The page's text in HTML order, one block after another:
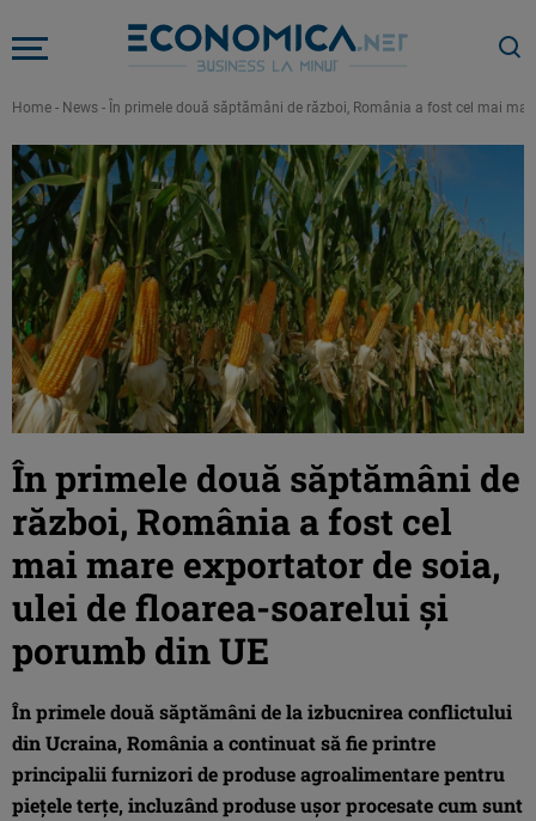
Home - News - În primele două săptămâni de război, România a fost cel mai
În primele două săptămâni de
război, România a fost cel
mai mare exportator de soia,
ulei de floarea-soarelui și
porumb din UE
În primele două săptămâni de la izbucnirea conflictului
din Ucraina, România a continuat să fie printre
principalii furnizori de produse agroalimentare pentru
piețele terțe, incluzând produse ușor procesate cum sunt